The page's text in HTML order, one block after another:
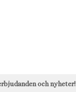
och nyheter!